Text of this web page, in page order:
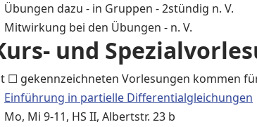
Übungen dazu - in Gruppen - 2stündig n. V.
Mitwirkung bei den Übungen - n. V.
und
☐ gekennzeichneten Vorlesungen kommen
Einführung in partielle Differentialgleichungen
Mo, Mi 9-11, HS II, Albertstr. 23 b